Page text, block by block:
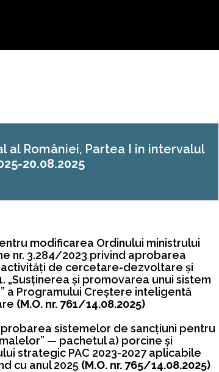
al României, Partea I în intervalul
20.08.2025
modificarea Ordinului ministrului
nr. 3.284/2023 privind aprobarea
de cercetare-dezvoltare și
și promovarea unui sistem
a Programului Creștere inteligentă
(M.O. nr. 761/14.08.2025)
sistemelor de sancțiuni pentru
— pachetul a) porcine și
strategic PAC 2023-2027 aplicabile
cu anul 2025 (M.O. nr. 765/14.08.2025)